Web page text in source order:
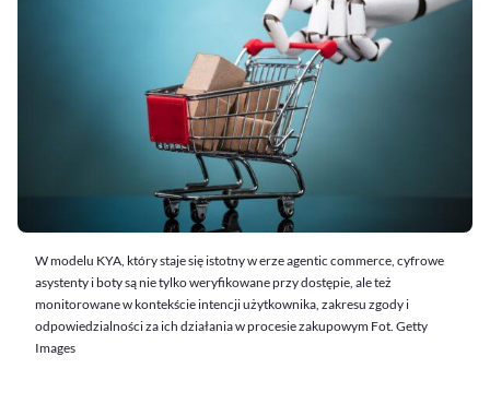
W modelu KYA, który staje się istotny w erze agentic commerce, cyfrowe
asystenty i boty są nie tylko weryfikowane przy dostępie, ale też
monitorowane w kontekście intencji użytkownika, zakresu zgody i
odpowiedzialności za ich działania w procesie zakupowym Fot. Getty
Images